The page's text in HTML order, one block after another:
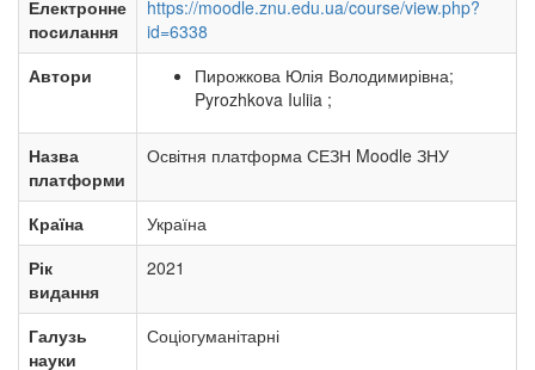
Електронне
посилання
https://moodle.znu.edu.ua/course/view.php?
id=6338
Автори
Пирожкова Юлія Володимирівна;
Pyrozhkova Iuliia ;
Назва
платформи
Освітня платформа СЕЗН Moodle ЗНУ
Країна
Україна
Рік
видання
2021
Галузь
науки
Соціогуманітарні